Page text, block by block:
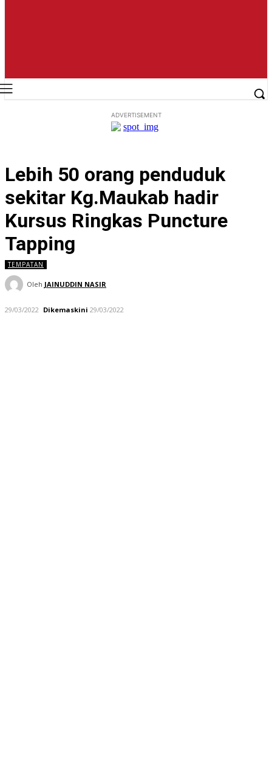
ADVERTISEMENT
Lebih 50 orang penduduk
sekitar Kg.Maukab hadir
Kursus Ringkas Puncture
Tapping
TEMPATAN
Oleh JAINUDDIN NASIR
29/03/2022 Dikemaskini 29/03/2022